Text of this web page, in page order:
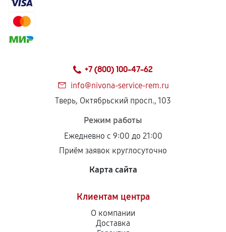
+7 (800) 100-47-62
info@nivona-service-rem.ru
Тверь, Октябрьский просп., 103
Режим работы
Ежедневно с 9:00 до 21:00
Приём заявок круглосуточно
Карта сайта
Клиентам центра
О компании
Доставка